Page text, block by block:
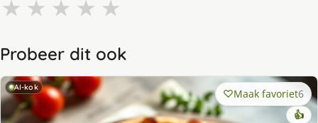
★ ★ ★ ★ ★
Probeer dit ook
AI-kok Maak favoriet6
👍